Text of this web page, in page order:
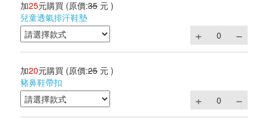
加25元購買 (原價:35 元 )
兒童透氣排汗鞋墊
加20元購買 (原價:25 元 )
豬鼻鞋帶扣